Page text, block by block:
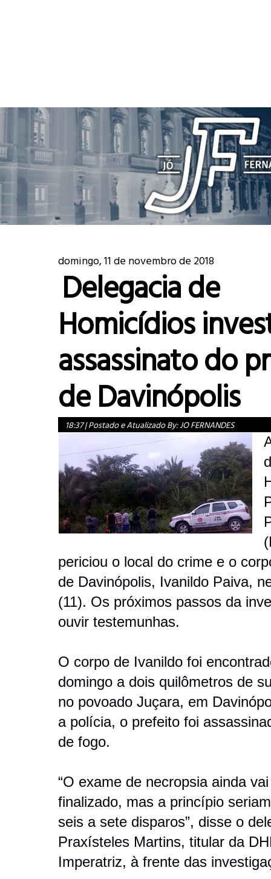
domingo, 11 de novembro de 2018
Delegacia de
Homicídios
assassinato do
de Davinópolis
18:37|Postado e Atualizado By:JO FERNANDES
periciou o local do crime e o
de Davinópolis, Ivanildo Paiva,
(11). Os próximos passos da
ouvir testemunhas.
O corpo de Ivanildo foi
domingo a dois quilômetros de
no povoado Juçara, em
a polícia, o prefeito foi
de fogo.
“O exame de necropsia ainda
finalizado, mas a princípio
seis a sete disparos”, disse o
Praxísteles Martins, titular da
Imperatriz, à frente das